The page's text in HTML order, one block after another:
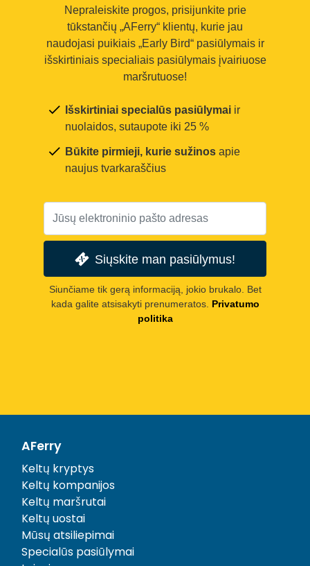
Nepraleiskite progos, prisijunkite prie
tūkstančių „AFerry“ klientų, kurie jau
naudojasi puikiais „Early Bird“ pasiūlymais ir
išskirtiniais specialiais pasiūlymais įvairiuose
maršrutuose!
Išskirtiniai specialūs pasiūlymai ir
nuolaidos, sutaupote iki 25 %
Būkite pirmieji, kurie sužinos apie
naujus tvarkaraščius
Siųskite man pasiūlymus!
Siunčiame tik gerą informaciją, jokio brukalo. Bet
kada galite atsisakyti prenumeratos. Privatumo
politika
AFerry
Keltų kryptys
Keltų kompanijos
Keltų maršrutai
Keltų uostai
Mūsų atsiliepimai
Specialūs pasiūlymai